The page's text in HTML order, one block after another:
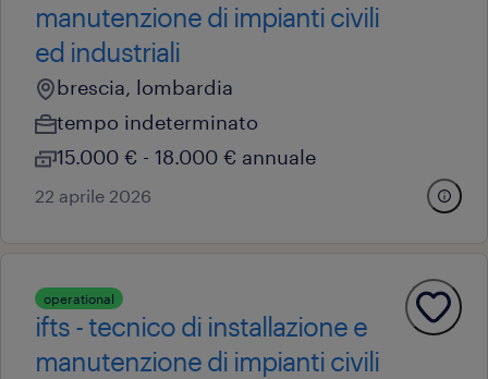
manutenzione di impianti civili
ed industriali
brescia, lombardia
tempo indeterminato
15.000 € - 18.000 € annuale
22 aprile 2026
operational
ifts - tecnico di installazione e
manutenzione di impianti civili